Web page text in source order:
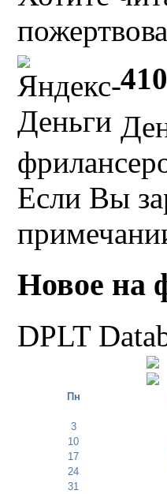
Если Вы
Новое на
DPLT
Пн
3
10
17
24
31